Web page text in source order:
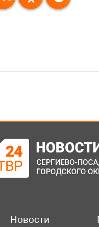
Новости